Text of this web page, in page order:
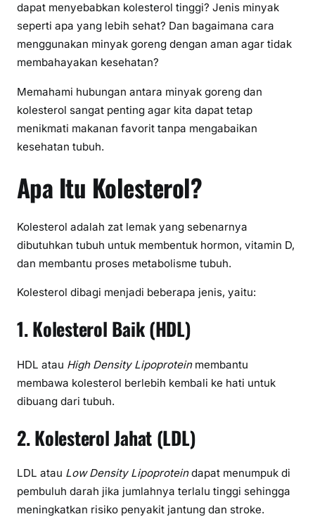
dapat menyebabkan kolesterol tinggi? Jenis minyak
seperti apa yang lebih sehat? Dan bagaimana cara
menggunakan minyak goreng dengan aman agar tidak
membahayakan kesehatan?
Memahami hubungan antara minyak goreng dan
kolesterol sangat penting agar kita dapat tetap
menikmati makanan favorit tanpa mengabaikan
kesehatan tubuh.
Apa Itu Kolesterol?
Kolesterol adalah zat lemak yang sebenarnya
dibutuhkan tubuh untuk membentuk hormon, vitamin D,
dan membantu proses metabolisme tubuh.
Kolesterol dibagi menjadi beberapa jenis, yaitu:
1. Kolesterol Baik (HDL)
HDL atau High Density Lipoproteinmembantu
membawa kolesterol berlebih kembali ke hati untuk
dibuang dari tubuh.
2. Kolesterol Jahat (LDL)
LDL atau Low Density Lipoproteindapat menumpuk di
pembuluh darah jika jumlahnya terlalu tinggi sehingga
meningkatkan risiko penyakit jantung dan stroke.